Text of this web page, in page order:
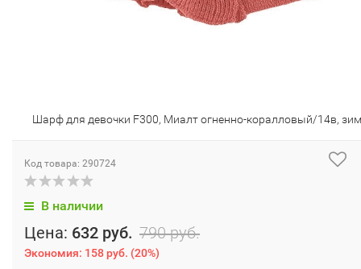
Шарф для девочки F300, Миалт огненно-коралловый/14в,
Код товара: 290724
В наличии
Цена: 632 руб. 790 руб.
Экономия: 158 руб. (20%)